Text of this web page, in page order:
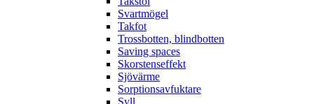
Svartmögel
Takfot
Trossbotten, blindbotten
Saving spaces
Skorstenseffekt
Sjövärme
Sorptionsavfuktare